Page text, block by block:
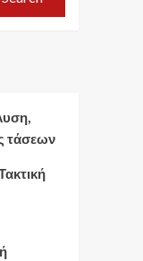
τάσεων